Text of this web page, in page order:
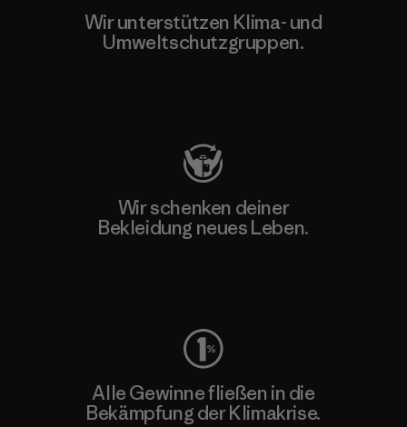
Wir unterstützen Klima- und
Umweltschutzgruppen.
Wir schenken deiner
Bekleidung neues Leben.
Alle Gewinne fließen in die
Bekämpfung der Klimakrise.